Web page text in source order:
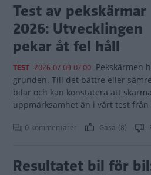
Test av pekskärmar
2026: Utvecklingen
pekar åt fel håll
TEST 2026-07-09 07:00 Pekskärmen
grunden. Till det bättre eller
bilar och kan konstatera att
uppmärksamhet än i vårt test från
0 kommentarer Gasa (8)
Resultatet bil för